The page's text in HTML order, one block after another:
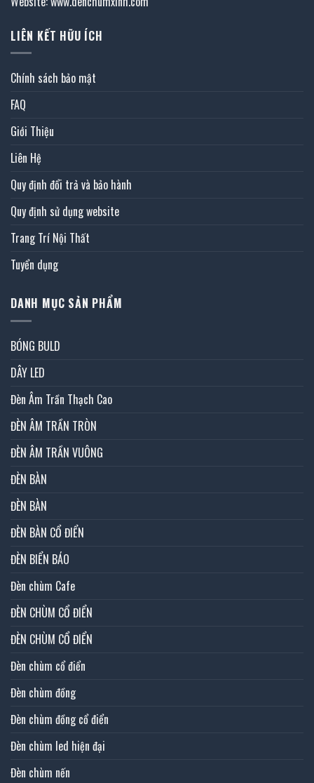
LIÊN KẾT HỮU ÍCH
Chính sách bảo mật
FAQ
Giới Thiệu
Liên Hệ
Quy định đổi trả và bảo hành
Quy định sử dụng website
Trang Trí Nội Thất
Tuyển dụng
DANH MỤC SẢN PHẨM
BÓNG BULD
DÂY LED
Đèn Âm Trần Thạch Cao
ĐÈN ÂM TRẦN TRÒN
ĐÈN ÂM TRẦN VUÔNG
ĐÈN BÀN
ĐÈN BÀN
ĐÈN BÀN CỔ ĐIỂN
ĐÈN BIỂN BÁO
Đèn chùm Cafe
ĐÈN CHÙM CỔ ĐIỂN
ĐÈN CHÙM CỔ ĐIỂN
Đèn chùm cổ điển
Đèn chùm đồng
Đèn chùm đồng cổ điển
Đèn chùm led hiện đại
Đèn chùm nến